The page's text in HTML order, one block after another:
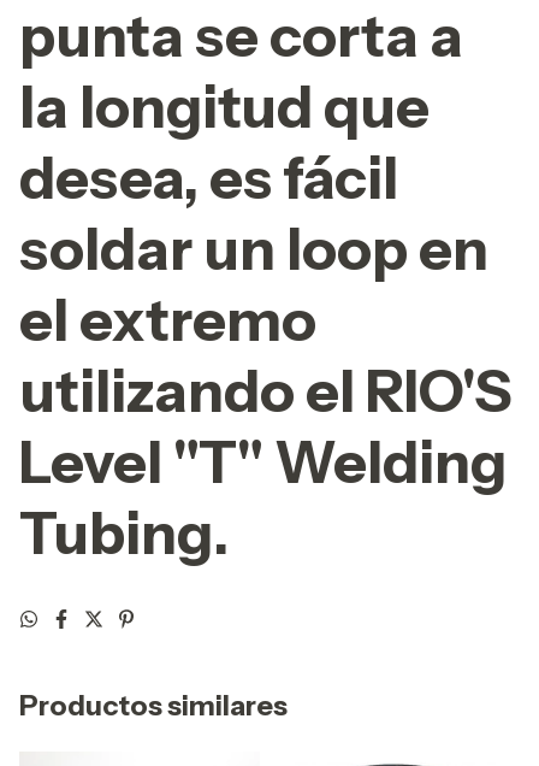
punta se corta a
la longitud que
desea, es fácil
soldar un loop en
el extremo
utilizando el RIO'S
Level "T" Welding
Tubing.
Productos similares